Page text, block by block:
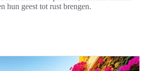
hun geest tot rust brengen.